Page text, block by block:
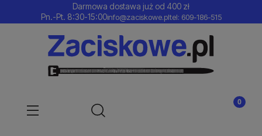
Darmowa dostawa już od 400 zł
Pn.-Pt. 8:30-15:00info@zaciskowe.pltel: 609-186-515